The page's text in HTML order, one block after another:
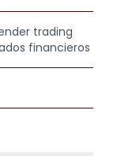
trading
financieros